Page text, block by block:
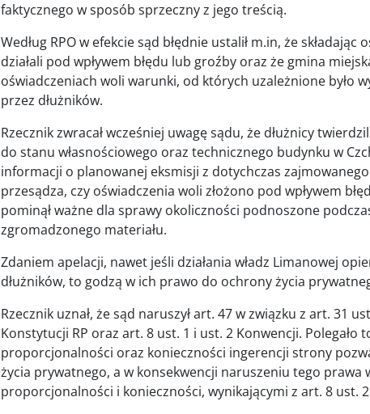
faktycznego w sposób sprzeczny z jego treścią.
Według RPO w efekcie sąd błędnie ustalił m.in, że składając
działali pod wpływem błędu lub groźby oraz że gmina
oświadczeniach woli warunki, od których uzależnione było
przez dłużników.
Rzecznik zwracał wcześniej uwagę sądu, że dłużnicy
do stanu własnościowego oraz technicznego budynku w
informacji o planowanej eksmisji z dotychczas
przesądza, czy oświadczenia woli złożono pod wpływem
pominął ważne dla sprawy okoliczności podnoszone
zgromadzonego materiału.
Zdaniem apelacji, nawet jeśli działania władz Limanowej
dłużników, to godzą w ich prawo do ochrony życia
Rzecznik uznał, że sąd naruszył art. 47 w związku z art. 31
Konstytucji RP oraz art. 8 ust. 1 i ust. 2 Konwencji.
proporcjonalności oraz konieczności ingerencji strony
życia prywatnego, a w konsekwencji naruszeniu tego prawa
proporcjonalności i konieczności, wynikającymi z art. 8 ust.